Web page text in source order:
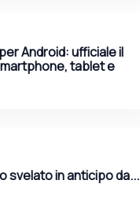
Android: ufficiale il
tablet e
svelato in anticipo da...